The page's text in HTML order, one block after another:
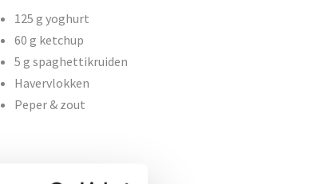
125 g yoghurt
60 g ketchup
5 g spaghettikruiden
Havervlokken
Peper & zout